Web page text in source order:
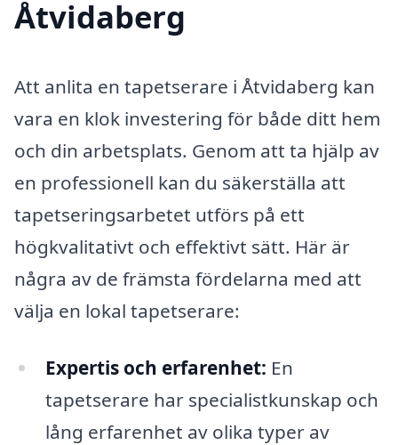
Åtvidaberg
Att anlita en tapetserare i Åtvidaberg kan
vara en klok investering för både ditt hem
och din arbetsplats. Genom att ta hjälp av
en professionell kan du säkerställa att
tapetseringsarbetet utförs på ett
högkvalitativt och effektivt sätt. Här är
några av de främsta fördelarna med att
välja en lokal tapetserare:
Expertis och erfarenhet: En
tapetserare har specialistkunskap och
lång erfarenhet av olika typer av